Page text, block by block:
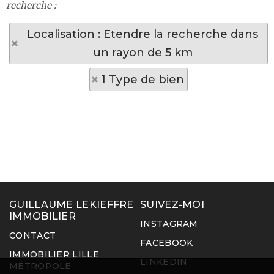
recherche :
Localisation : Etendre la recherche dans
un rayon de 5 km
1 Type de bien
GUILLAUME LEKIEFFRE
IMMOBILIER
CONTACT
IMMOBILIER LILLE
MÉTROPOLE
SUIVEZ-MOI
INSTAGRAM
FACEBOOK
LINKEDIN